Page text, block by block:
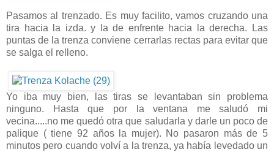
Pasamos al trenzado. Es muy facilito, vamos cruzando una
tira hacia la izda. y la de enfrente hacia la derecha. Las
puntas de la trenza conviene cerrarlas rectas para evitar que
se salga el relleno.
Yo iba muy bien, las tiras se levantaban sin problema
ninguno. Hasta que por la ventana me saludó mi
vecina.....no me quedó otra que saludarla y darle un poco de
palique ( tiene 92 años la mujer). No pasaron más de 5
minutos pero cuando volví a la trenza, ya había levedado un